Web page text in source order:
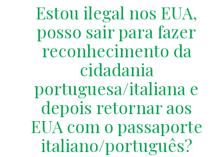
Estou ilegal nos EUA,
posso sair para fazer
reconhecimento da
cidadania
portuguesa/italiana e
depois retornar aos
EUA com o passaporte
italiano/português?